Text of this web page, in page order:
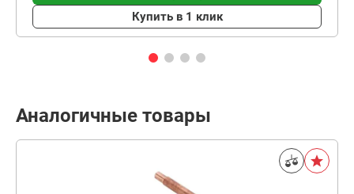
Купить в 1 клик
Аналогичные товары